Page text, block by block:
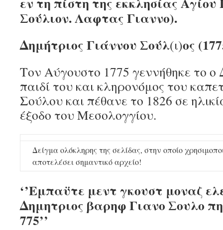
Σούλιον. Λαφτας Γιαννο).
Δημήτριος Γιάννου Σούλ(ι)ος
Τον Αύγουστο 1775 γεννήθηκε το ο
παιδί του και κληρονόμος του
Σούλου και πέθανε το 1826 σε
έξοδο του Μεσολογγίου.
Δείγμα ολόκληρης της σελίδας, στην οποίο
αποτελέσει σημαντικό αρχείο!
‘’Εμπαϋτε μεντ γκουστ μοναζ
Δημητριος βαρηφ Γιανο Σουλο
775’’